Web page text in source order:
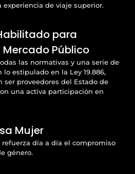
experiencia de viaje superior.
para
Público
las normativas y una serie de
estipulado en la Ley 19.886,
ser proveedores del Estado de
una activa participación en
Mujer
refuerza día a día el compromiso
género.